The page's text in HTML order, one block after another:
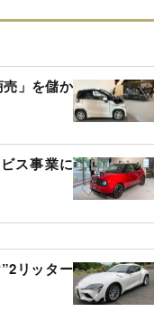
売」を儲か
ス事業に
リッター